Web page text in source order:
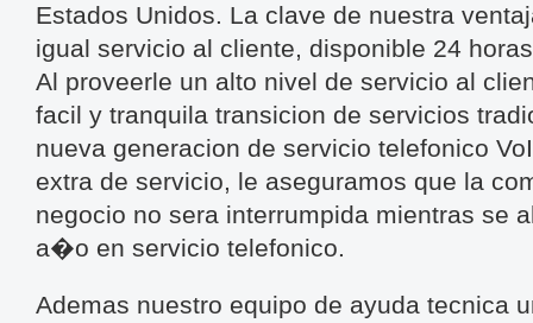
Estados Unidos. La clave de nuestra
igual servicio al cliente, disponible 24
Al proveerle un alto nivel de servicio al
facil y tranquila transicion de servicios
nueva generacion de servicio telefonico
extra de servicio, le aseguramos que la
negocio no sera interrumpida mientras se
a�o en servicio telefonico.
Ademas nuestro equipo de ayuda tecnica